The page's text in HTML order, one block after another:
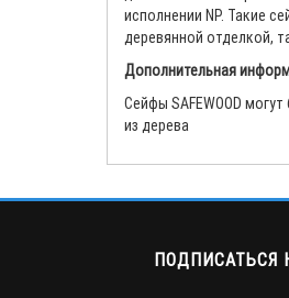
исполнении NP. Такие
деревянной отделкой,
Дополнительная
Cейфы SAFEWOOD
из дерева
ПОДПИСАТЬСЯ